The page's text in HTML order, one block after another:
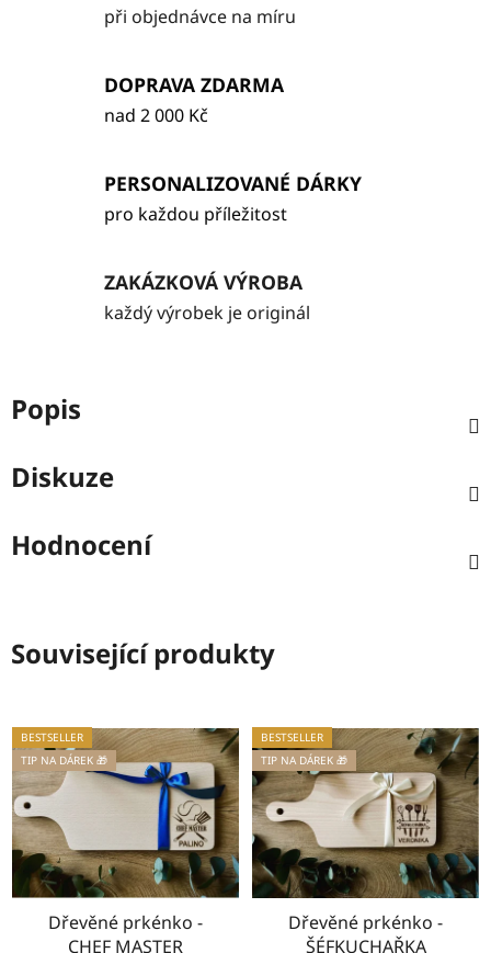
při objednávce na míru
DOPRAVA ZDARMA
nad 2 000 Kč
PERSONALIZOVANÉ DÁRKY
pro každou příležitost
ZAKÁZKOVÁ VÝROBA
každý výrobek je originál
Popis
Diskuze
Hodnocení
Související produkty
BESTSELLER
TIP NA DÁREK 🎁
Dřevěné prkénko -
CHEF MASTER
BESTSELLER
TIP NA DÁREK 🎁
Dřevěné prkénko -
ŠÉFKUCHAŘKA